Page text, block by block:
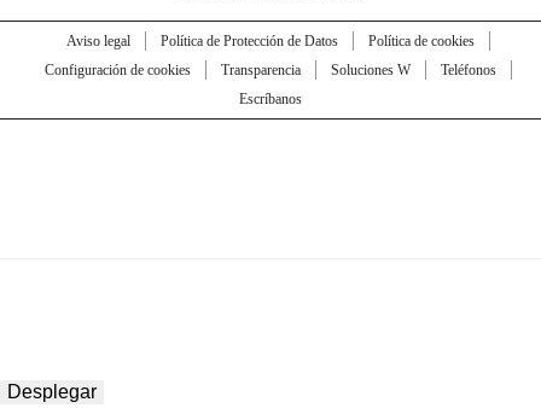
Aviso legal Política de Protección de Datos
Política de cookies
Configuración de cookies
Transparencia Soluciones W
Teléfonos
Escríbanos
Desplegar